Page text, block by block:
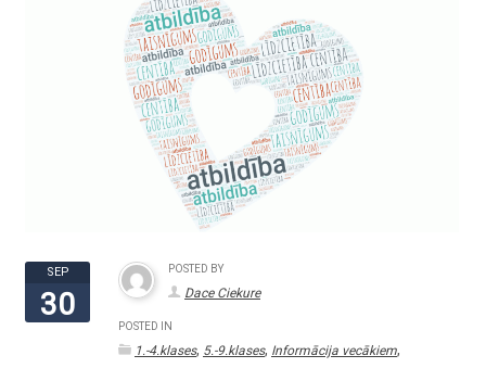
SEP
30
POSTED BY
Dace Ciekure
POSTED IN
1.-4.klases, 5.-9.klases, Informācija vecākiem,